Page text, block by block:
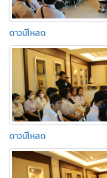
ดาวน์โหลด
ดาวน์โหลด